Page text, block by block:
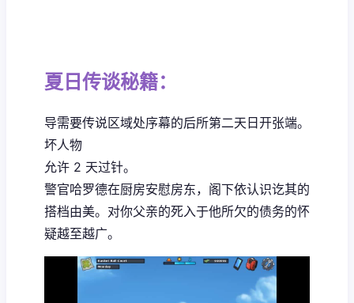
夏日传谈秘籍：
导需要传说区域处序幕的后所第二天日开张端。
坏人物
允许 2 天过针。
警官哈罗德在厨房安慰房东，阁下依认识讫其的
搭档由美。对你父亲的死入于他所欠的债务的怀
疑越至越广。